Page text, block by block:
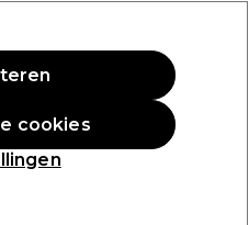
Aanmelden
cookies